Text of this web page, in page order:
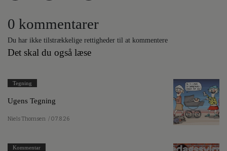
0 kommentarer
Du har ikke tilstrækkelige rettigheder til at kommentere
Det skal du også læse
Tegning
Ugens Tegning
Niels Thomsen / 07.8.26
Kommentar